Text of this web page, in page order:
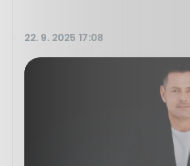
22. 9. 2025 17:08